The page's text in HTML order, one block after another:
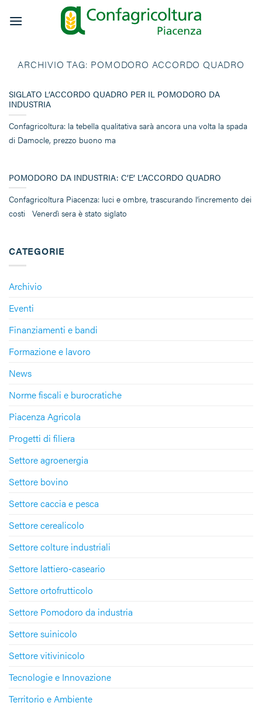
ARCHIVIO TAG: POMODORO ACCORDO QUADRO
CATEGORIE
Archivio
Eventi
Finanziamenti e bandi
Formazione e lavoro
News
Norme fiscali e burocratiche
Piacenza Agricola
Progetti di filiera
Settore agroenergia
Settore bovino
Settore caccia e pesca
Settore cerealicolo
Settore colture industriali
Settore lattiero-caseario
Settore ortofrutticolo
Settore Pomodoro da industria
Settore suinicolo
Settore vitivinicolo
Tecnologie e Innovazione
Territorio e Ambiente
SIGLATO L’ACCORDO QUADRO PER IL POMODORO DA
INDUSTRIA
Confagricoltura: la tebella qualitativa sarà ancora una volta la spada
di Damocle, prezzo buono ma
POMODORO DA INDUSTRIA: C’E’ L’ACCORDO QUADRO
Confagricoltura Piacenza: luci e ombre, trascurando l’incremento dei
costi Venerdì sera è stato siglato